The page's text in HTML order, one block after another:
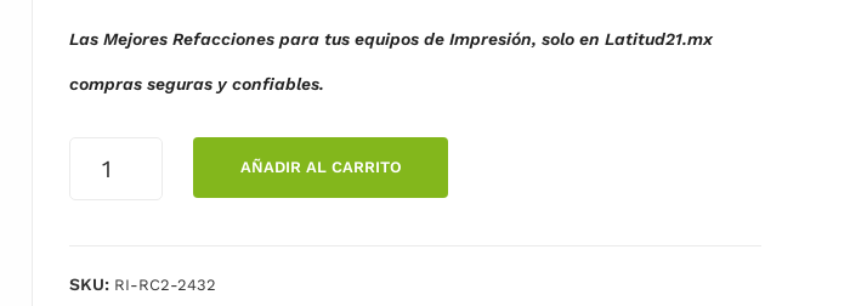
DE
Las Mejores Refacciones para tus equipos de Impresión, solo en Latitud21.mx
compras seguras y confiables.
PLATE
P4015
AÑADIR AL CARRITO
SKU: RI-RC2-2432